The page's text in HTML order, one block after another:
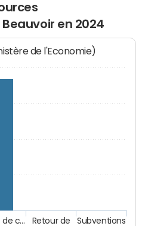
en 2024
de l'Economie)
de c…
Retour de
Subventions